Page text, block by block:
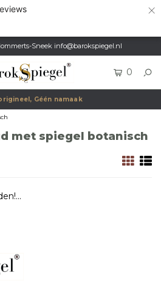
×
Sneek info@barokspiegel.nl
0
Géén namaak
met spiegel botanisch